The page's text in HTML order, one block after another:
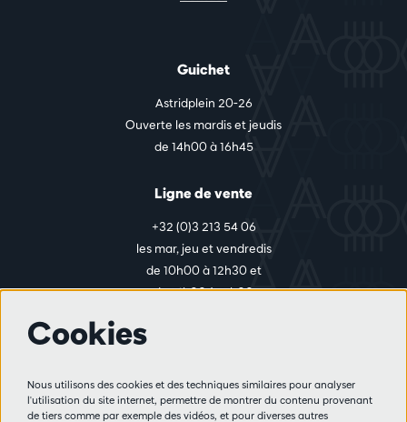
Guichet
Astridplein 20-26
Ouverte les mardis et jeudis
de 14h00 à 16h45
Ligne de vente
+32 (0)3 213 54 06
les mar, jeu et vendredis
de 10h00 à 12h30 et
de 14h00 à 17h00
Règlement des visiteurs
Cookies
Nous utilisons des cookies et des techniques similaires pour analyser
l'utilisation du site internet, permettre de montrer du contenu provenant
de tiers comme par exemple des vidéos, et pour diverses autres